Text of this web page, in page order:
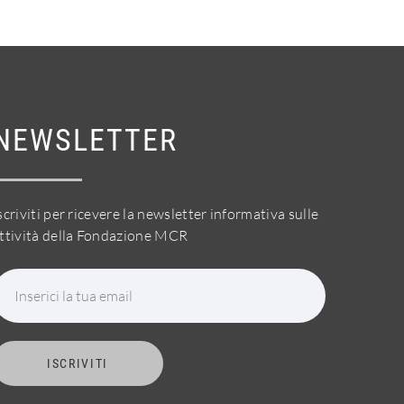
per ricevere la newsletter informativa sulle
della Fondazione MCR
Inserici la tua email
ISCRIVITI